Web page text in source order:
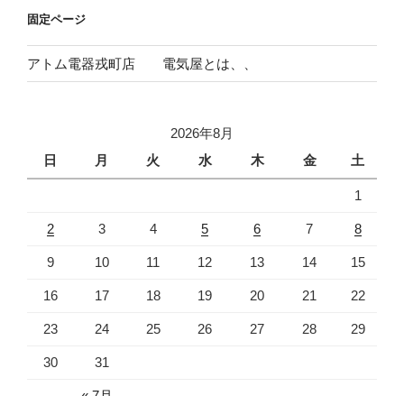
ン
固定ページ
アトム電器戎町店 電気屋とは、、
2026年8月
日
月 火 水 木 金 土
1
2 3 4 5 6 7 8
9 10 11 12 13 14 15
16 17 18 19 20 21 22
23 24 25 26 27 28 29
30 31